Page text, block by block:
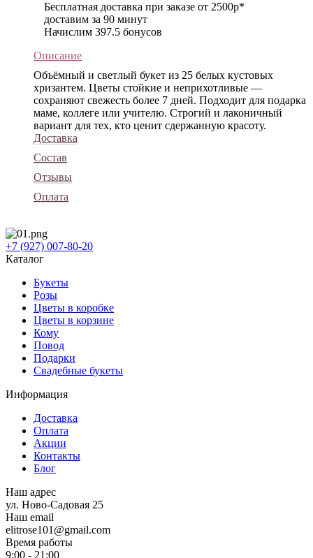
Бесплатная доставка при заказе от 2500р*
доставим за 90 минут
Начислим 397.5 бонусов
Описание
Объёмный и светлый букет из 25 белых кустовых
хризантем. Цветы стойкие и неприхотливые —
сохраняют свежесть более 7 дней. Подходит для подарка
маме, коллеге или учителю. Строгий и лаконичный
вариант для тех, кто ценит сдержанную красоту.
Доставка
Состав
Отзывы
Оплата
+7 (927) 007-80-20
Каталог
Букеты
Розы
Цветы в коробке
Цветы в корзине
Кому
Повод
Подарки
Свадебные букеты
Информация
Доставка
Оплата
Акции
Контакты
Блог
Наш адрес
ул. Ново-Садовая 25
Наш email
elitrose101@gmail.com
Время работы
9:00 - 21:00